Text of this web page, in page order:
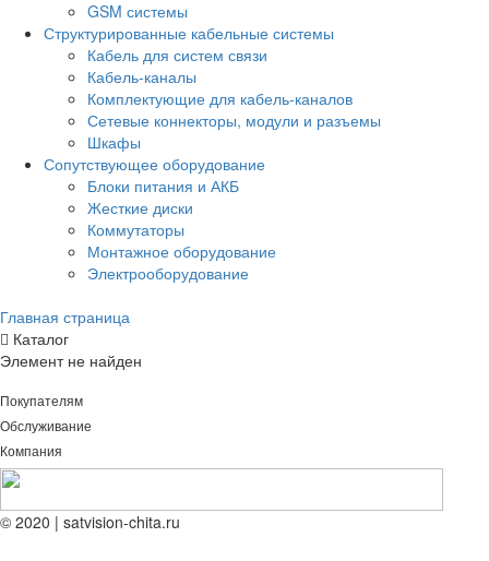
GSM системы
Структурированные кабельные системы
Кабель для систем связи
Кабель-каналы
Комплектующие для кабель-каналов
Сетевые коннекторы, модули и разъемы
Шкафы
Сопутствующее оборудование
Блоки питания и АКБ
Жесткие диски
Коммутаторы
Монтажное оборудование
Электрооборудование
Главная страница
Каталог
Элемент не найден
Покупателям
Обслуживание
Компания
© 2020 | satvision-chita.ru